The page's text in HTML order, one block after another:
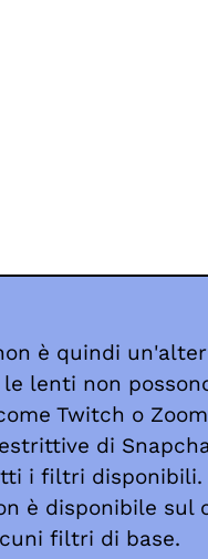
è quindi
lenti non
Twitch o
di
i filtri
è disponibile sul
filtri di base.